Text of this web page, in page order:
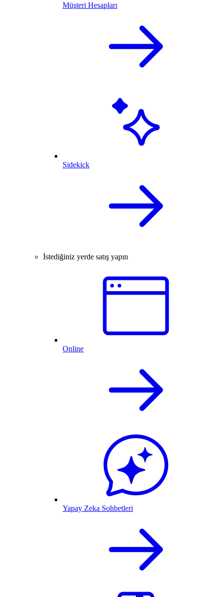
Müşteri Hesapları
Sidekick
İstediğiniz yerde satış yapın
Online
Yapay Zeka Sohbetleri